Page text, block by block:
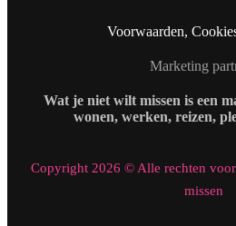
Voorwaarden,
Marketing
Wat je niet wilt missen is een
wonen, werken, reizen,
Copyright 2026 © Alle rechten
missen